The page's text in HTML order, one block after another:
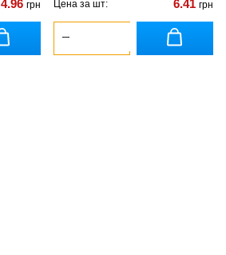
4.96 грн
Цена за шт:
6.41 грн